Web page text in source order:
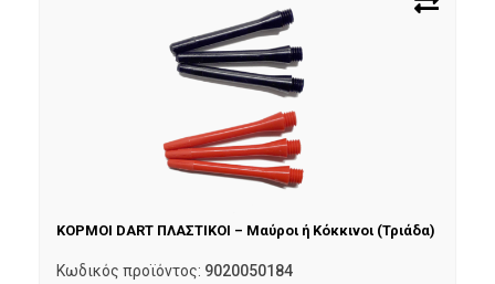
ΚΟΡΜΟΙ DART ΠΛΑΣΤΙΚΟΙ – Μαύροι ή Κόκκινοι (Τριάδα)
Κωδικός προϊόντος: 9020050184